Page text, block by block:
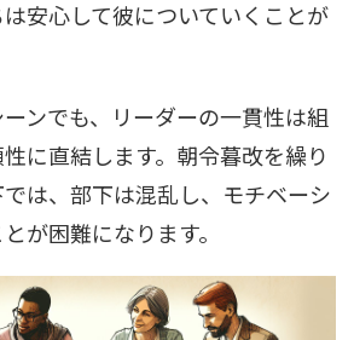
安心して彼についていくことが
ンでも、リーダーの一貫性は組
に直結します。朝令暮改を繰り
は、部下は混乱し、モチベーシ
が困難になります。